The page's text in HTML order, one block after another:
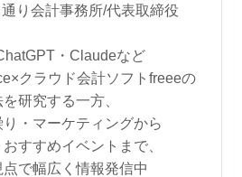
り会計事務所/代表取締役
・Claudeなど
クラウド会計ソフトfreeeの
研究する一方、
・マーケティングから
すすめイベントまで、
で幅広く情報発信中